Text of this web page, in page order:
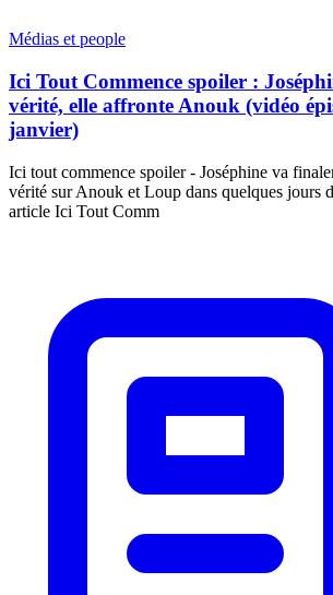
Médias et people
Ici Tout Commence spoiler :
vérité, elle affronte Anouk (vidéo
janvier)
Ici tout commence spoiler - Joséphine va
vérité sur Anouk et Loup dans quelques jours
article Ici Tout Comm